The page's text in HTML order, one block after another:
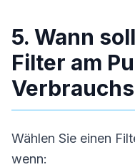
5. Wann
Filter am
Wählen Sie einen
wenn: